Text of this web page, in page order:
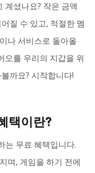
계셨나요? 작은 금액
질 수 있고, 적절한 멤
나 서비스로 돌아올
오를 우리의 지갑을 위
까요? 시작합니다!
택이란?
는 무료 혜택입니다.
며, 게임을 하기 전에